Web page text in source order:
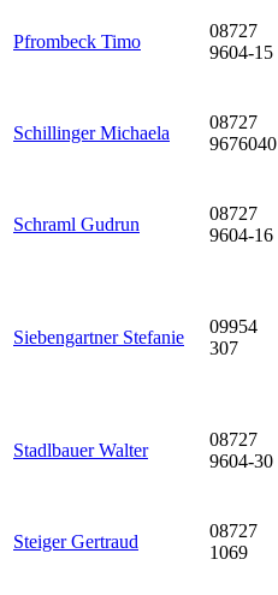
Pfrombeck Timo
08727
9604-15
Schillinger Michaela
08727
9676040
Schraml Gudrun
08727
9604-16
Siebengartner Stefanie
09954
307
Stadlbauer Walter
08727
9604-30
Steiger Gertraud
08727
1069